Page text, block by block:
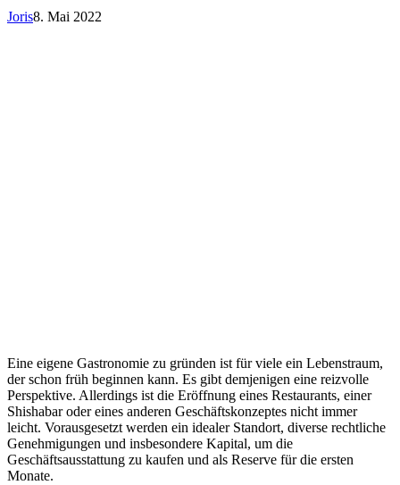
Joris8. Mai 2022
Eine eigene Gastronomie zu gründen ist für viele ein Lebenstraum,
der schon früh beginnen kann. Es gibt demjenigen eine reizvolle
Perspektive. Allerdings ist die Eröffnung eines Restaurants, einer
Shishabar oder eines anderen Geschäftskonzeptes nicht immer
leicht. Vorausgesetzt werden ein idealer Standort, diverse rechtliche
Genehmigungen und insbesondere Kapital, um die
Geschäftsausstattung zu kaufen und als Reserve für die ersten
Monate.